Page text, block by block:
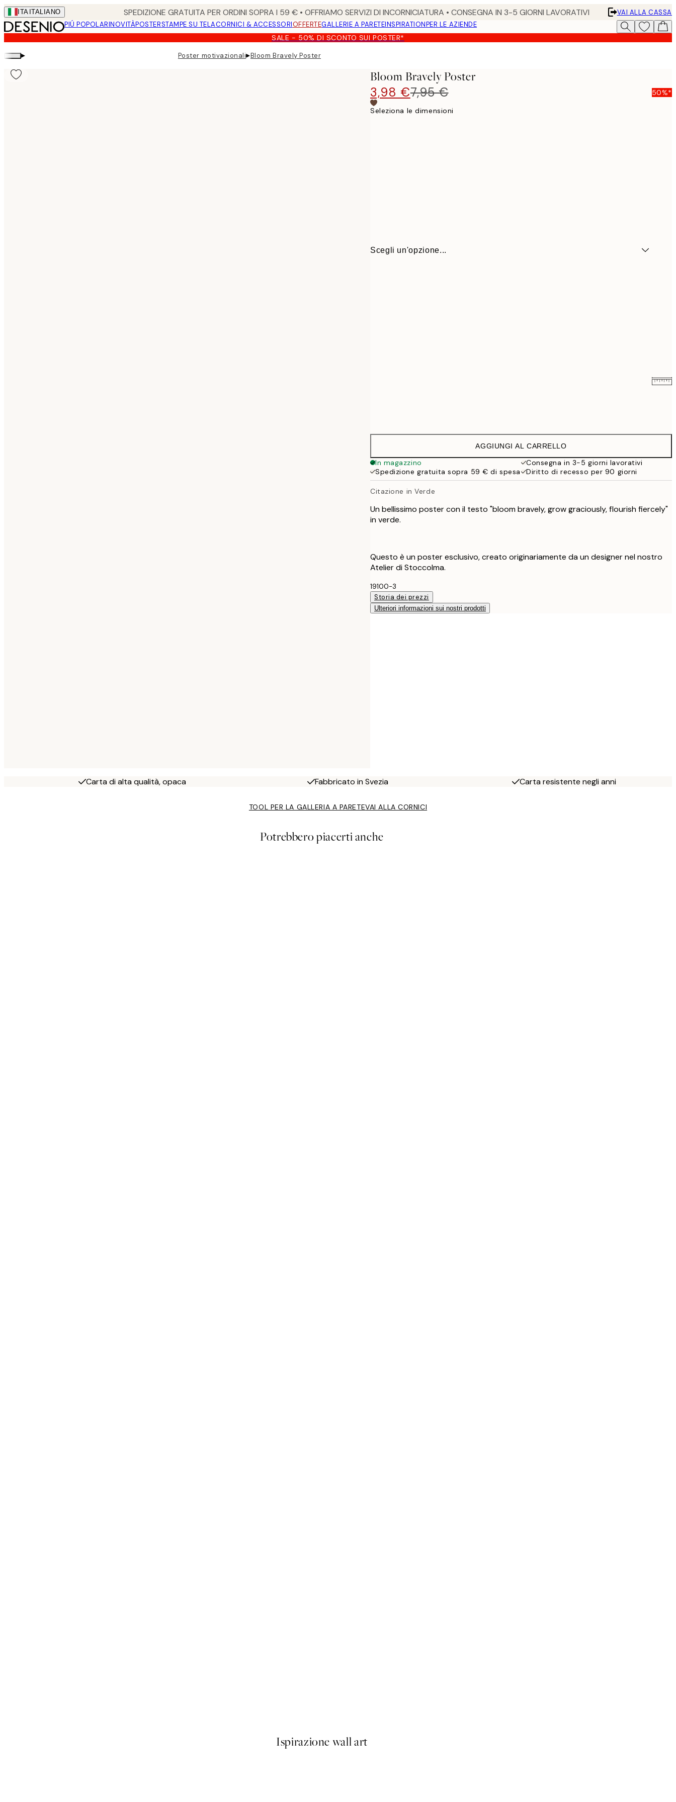
Skip
to
main
content.
ITA ITALIANO SPEDIZIONE GRATUITA PER ORDINI SOPRA I 59 € • OFFRIAMO SERVIZI DI INCORNICIATURA • CONSEGNA IN 3-5 GIORNI LAVORATIVI
VAI ALLA CASSA
PIÚ POPOLARINOVITÀPOSTERSTAMPE SU TELACORNICI & ACCESSORIOFFERTEGALLERIE A PARETEINSPIRATIONPER LE AZIENDE
SALE - 50% DI SCONTO SUI POSTER*
▸ Poster motivazionali▸Bloom Bravely Poster
Bloom Bravely Poster
3,98 €7,95 € 50%*
Seleziona le dimensioni
Scegli un'opzione...
13 €
19,95 €
AGGIUNGI AL CARRELLO
In magazzino
Consegna in 3-5 giorni lavorativi
Spedizione gratuita sopra 59 € di spesa
Diritto di recesso per 90 giorni
Citazione in Verde
Un bellissimo poster con il testo "bloom bravely, grow graciously, flourish fiercely"
in verde.
Questo è un poster esclusivo, creato originariamente da un designer nel nostro
Atelier di Stoccolma.
19100-3
Storia dei prezzi
Ulteriori informazioni sui nostri prodotti
Carta di alta qualità, opaca Fabbricato in Svezia Carta resistente negli anni
TOOL PER LA GALLERIA A PARETEVAI ALLA CORNICI
Potrebbero piacerti anche
Ispirazione wall art